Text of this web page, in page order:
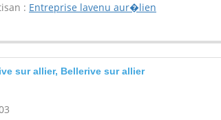
: Entreprise lavenu aur�lien
sur allier, Bellerive sur allier